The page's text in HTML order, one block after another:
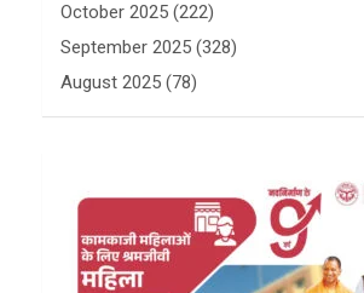
October 2025 (222)
September 2025 (328)
August 2025 (78)